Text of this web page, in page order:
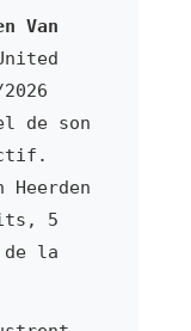
Van
de son
Heerden
5
de la